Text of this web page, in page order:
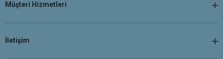
Müşteri Hizmetleri
İletişim